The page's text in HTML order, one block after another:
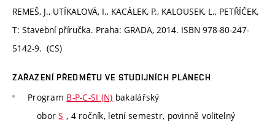
REMEŠ, J., UTÍKALOVÁ, I., KACÁLEK, P., KALOUSEK, L., PETŘÍČEK,
T: Stavební příručka. Praha: GRADA, 2014. ISBN 978-80-247-
5142-9. (CS)
ZAŘAZENÍ PŘEDMĚTU VE STUDIJNÍCH PLÁNECH
Program B-P-C-SI (N) bakalářský
oborS , 4 ročník, letní semestr, povinně volitelný